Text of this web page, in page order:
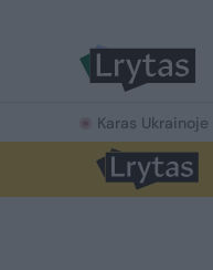
Karas Ukrainoje